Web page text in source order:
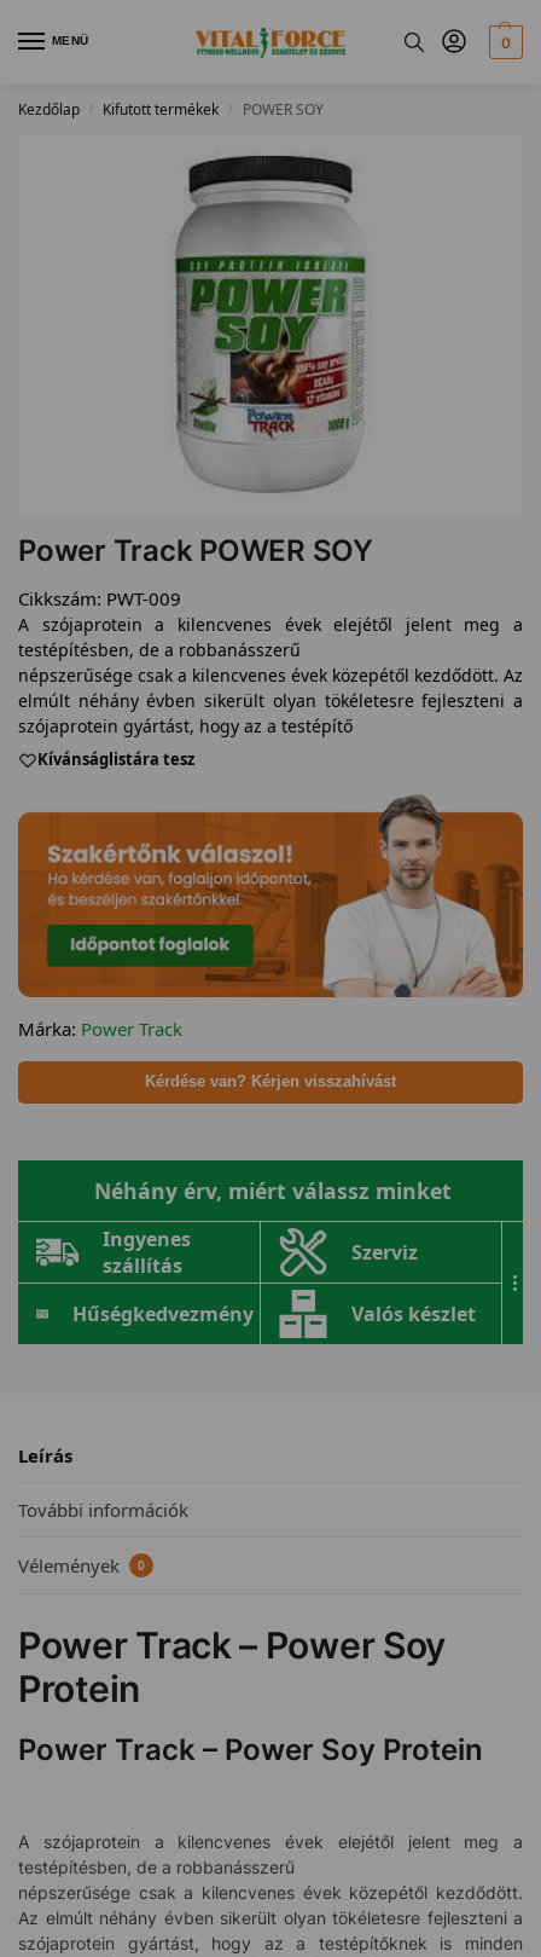
MENÜ 0
Kezdőlap / Kifutott termékek / POWER SOY
Power Track POWER SOY
Cikkszám: PWT-009
A szójaprotein a kilencvenes évek elejétől jelent meg a
testépítésben, de a robbanásszerű
népszerűsége csak a kilencvenes évek közepétől kezdődött. Az
elmúlt néhány évben sikerült olyan tökéletesre fejleszteni a
szójaprotein gyártást, hogy az a testépítő
Kívánságlistára tesz
Márka: Power Track
Kérdése van? Kérjen visszahívást
Néhány érv, miért válassz minket
Ingyenes
szállítás
Szerviz
Hűségkedvezmény Valós készlet
...
Leírás
További információk
Vélemények 0
Power Track – Power Soy
Protein
Power Track – Power Soy Protein
A szójaprotein a kilencvenes évek elejétől jelent meg a
testépítésben, de a robbanásszerű
népszerűsége csak a kilencvenes évek közepétől kezdődött.
Az elmúlt néhány évben sikerült olyan tökéletesre fejleszteni a
szójaprotein gyártást, hogy az a testépítőknek is minden